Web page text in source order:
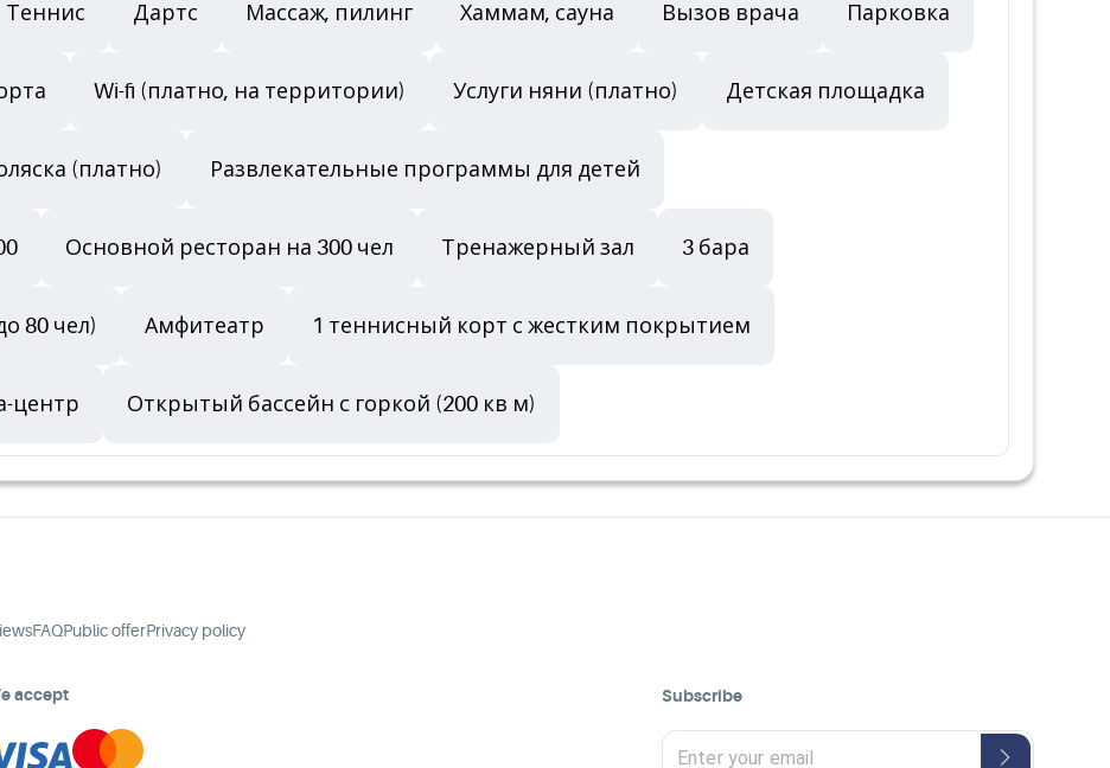
Теннис Дартс Массаж, пилинг Хаммам, сауна Вызов врача Парковка
Wi-fi (платно, на территории) Услуги няни (платно) Детская площадка
(платно) Развлекательные программы для детей
Основной ресторан на 300 чел Тренажерный зал 3 бара
80 чел) Амфитеатр 1 теннисный корт с жестким покрытием
центр Открытый бассейн с горкой (200 кв м)
FAQPublic offerPrivacy policy
accept Subscribe